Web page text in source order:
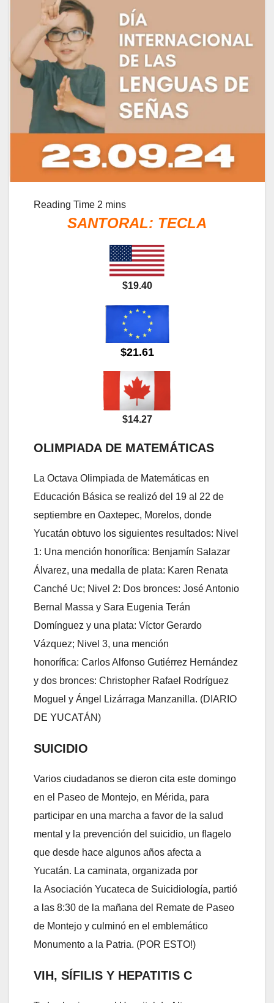
SANTORAL: TECLA
$19.40
$21.61
$14.27
OLIMPIADA DE MATEMÁTICAS
La Octava Olimpiada de Matemáticas en
Educación Básica se realizó del 19 al 22 de
septiembre en Oaxtepec, Morelos, donde
Yucatán obtuvo los siguientes resultados: Nivel
1: Una mención honorífica: Benjamín Salazar
Álvarez, una medalla de plata: Karen Renata
Canché Uc; Nivel 2: Dos bronces: José Antonio
Bernal Massa y Sara Eugenia Terán
Domínguez y una plata: Víctor Gerardo
Vázquez; Nivel 3, una mención
honorífica: Carlos Alfonso Gutiérrez Hernández
y dos bronces: Christopher Rafael Rodríguez
Moguel y Ángel Lizárraga Manzanilla. (DIARIO
DE YUCATÁN)
SUICIDIO
Varios ciudadanos se dieron cita este domingo
en el Paseo de Montejo, en Mérida, para
participar en una marcha a favor de la salud
mental y la prevención del suicidio, un flagelo
que desde hace algunos años afecta a
Yucatán. La caminata, organizada por
la Asociación Yucateca de Suicidiología, partió
a las 8:30 de la mañana del Remate de Paseo
de Montejo y culminó en el emblemático
Monumento a la Patria. (POR ESTO!)
VIH, SÍFILIS Y HEPATITIS C